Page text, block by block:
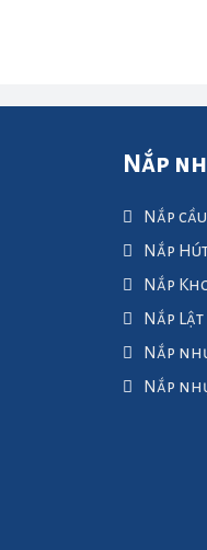
Nắp
Nắp cầu
Nắp
Nắp
Nắp Lật
Nắp
Nắp